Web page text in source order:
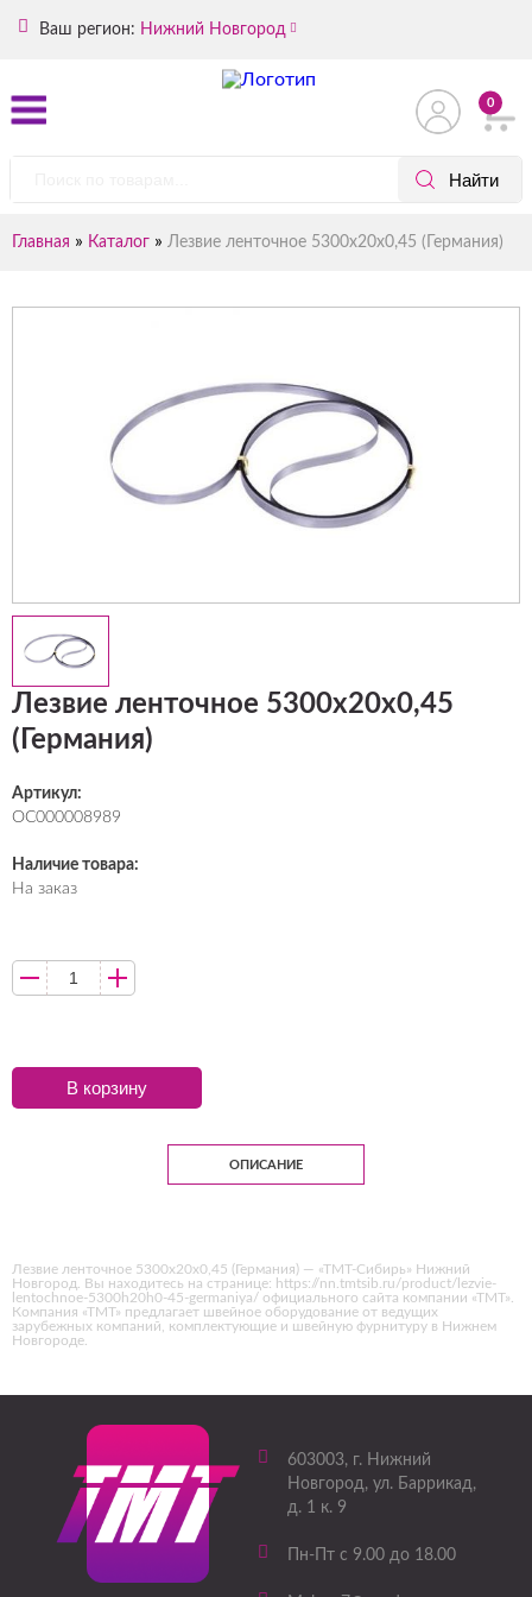
Ваш регион: Нижний Новгород
0
Главная » Каталог » Лезвие ленточное 5300х20х0,45 (Германия)
Лезвие ленточное 5300х20х0,45
(Германия)
Артикул:
ОС000008989
Наличие товара:
На заказ
В корзину
ОПИСАНИЕ
Лезвие ленточное 5300х20х0,45 (Германия) — «ТМТ-Сибирь» Нижний
Новгород. Вы находитесь на странице: https://nn.tmtsib.ru/product/lezvie-
lentochnoe-5300h20h0-45-germaniya/ официального сайта компании «ТМТ».
Компания «ТМТ» предлагает швейное оборудование от ведущих
зарубежных компаний, комплектующие и швейную фурнитуру в Нижнем
Новгороде.
603003, г. Нижний
Новгород, ул. Баррикад,
д. 1 к. 9
Пн-Пт с 9.00 до 18.00